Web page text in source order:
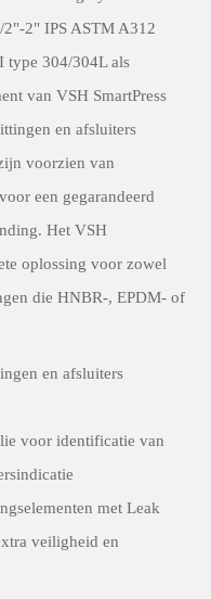
2" IPS ASTM A312
type 304/304L als
van VSH SmartPress
en afsluiters
voorzien van
een gegarandeerd
Het VSH
oplossing voor zowel
die HNBR-, EPDM- of
en afsluiters
voor identificatie van
met Leak
veiligheid en